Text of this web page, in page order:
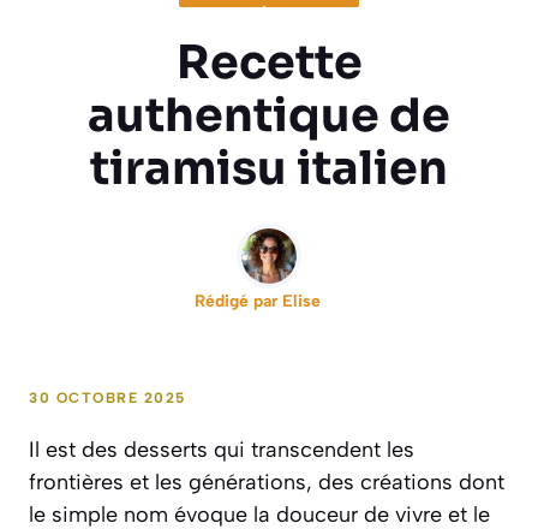
Recette
authentique de
tiramisu italien
Rédigé par Elise
30 OCTOBRE 2025
Il est des desserts qui transcendent les
frontières et les générations, des créations dont
le simple nom évoque la douceur de vivre et le